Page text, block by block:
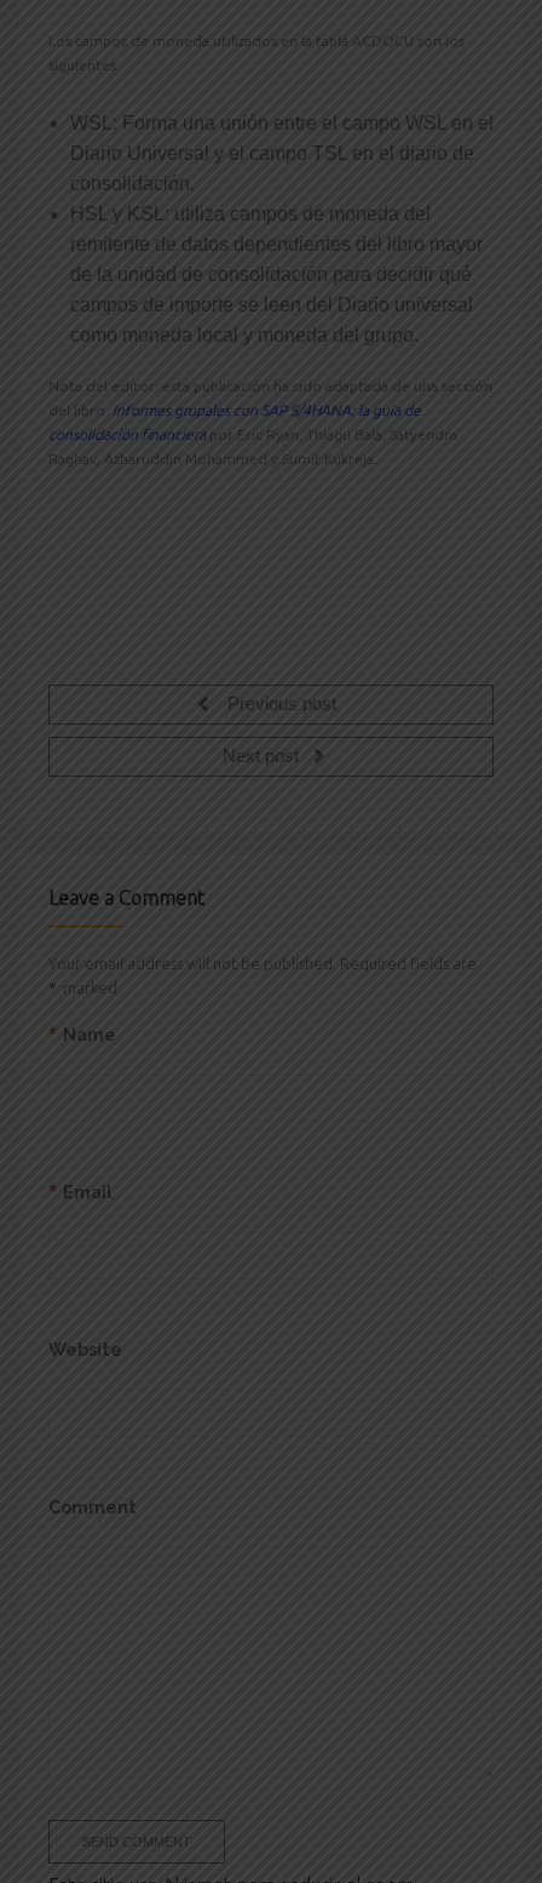
Los campos de moneda utilizados en la tabla ACDOCU son los
siguientes:
WSL: Forma una unión entre el campo WSL en el
Diario Universal y el campo TSL en el diario de
consolidación.
HSL y KSL: utiliza campos de moneda del
remitente de datos dependientes del libro mayor
de la unidad de consolidación para decidir qué
campos de importe se leen del Diario universal
como moneda local y moneda del grupo.
Nota del editor: esta publicación ha sido adaptada de una sección
del libro. Informes grupales con SAP S/4HANA: la guía de
consolidación financiera por Eric Ryan, Thiagu Bala, Satyendra
Raghav, Azharuddin Mohammed y Sumit Kukreja.
Previous post
Next post
Leave a Comment
Your email address will not be published. Required fields are
marked
*
Name
*
Email
*
Website
Comment